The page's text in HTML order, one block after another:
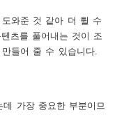
와준 것 같아 더 튈 수
츠를 풀어내는 것이 조
들어 줄 수 있습니다.
데 가장 중요한 부분이므